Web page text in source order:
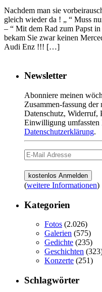
Nachdem man sie
gleich wieder da ! „ “ Muss
– “ Mit dem Rad zum Papst
bekam Sie zwar keinen
Audi Enz !!! […]
Newsletter
Abonniere meinen
Zusammen-fassung
Datenschutz, Widerruf,
Einwilligung umfassten
Datenschutzerklärung.
(weitere Informationen)
Kategorien
Fotos (2.026)
Galerien (575)
Gedichte (235)
Geschichten
Konzerte (251)
Schlagwörter